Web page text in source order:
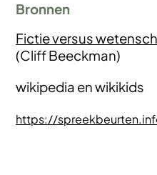
Bronnen
Fictie versus
(Cliff Beeckman)
wikipedia en wikikids
https://